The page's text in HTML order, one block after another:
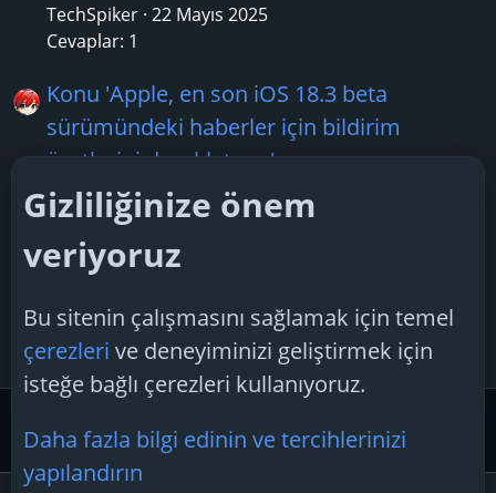
TechSpiker 22 Mayıs 2025
Cevaplar: 1
Konu 'Apple, en son iOS 18.3 beta
sürümündeki haberler için bildirim
özetlerini duraklatıyor'
Boreas28 17 Ocak 2025
Cevaplar: 3
Konu 'NVIDIA'nın yeni sürücüsü birçok
sorunu çözüyor'
TechSpiker
22 Nisan 2025
Cevaplar: 2
Güvenlik Merkezi ve Teknoloji Gündemi Teknoloji
Gizliliğinize önem
veriyoruz
Bu sitenin çalışmasını sağlamak için temel
çerezleri ve deneyiminizi geliştirmek için
isteğe bağlı çerezleri kullanıyoruz.
Daha fazla bilgi edinin ve tercihlerinizi
yapılandırın